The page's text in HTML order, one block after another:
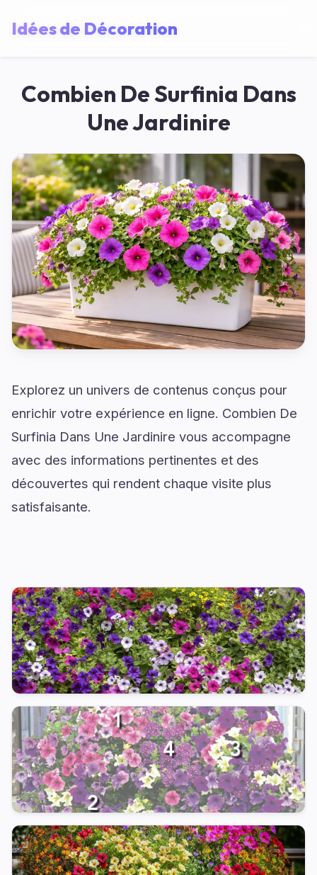
Idées de Décoration
Combien De Surfinia Dans
Une Jardinire
Explorez un univers de contenus conçus pour
enrichir votre expérience en ligne. Combien De
Surfinia Dans Une Jardinire vous accompagne
avec des informations pertinentes et des
découvertes qui rendent chaque visite plus
satisfaisante.